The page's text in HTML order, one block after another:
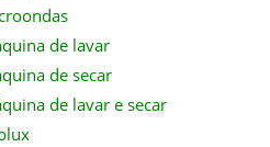
de lavar
de secar
de lavar e secar